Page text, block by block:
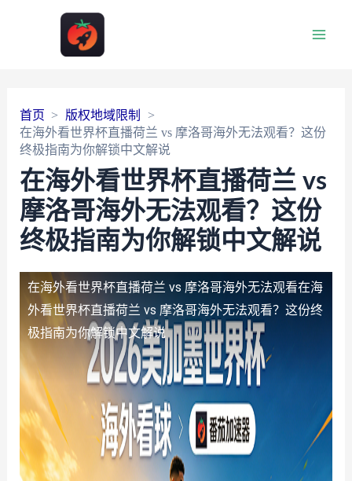
首页
版权地域限制
在海外看世界杯直播荷兰 vs 摩洛哥海外无法观看？这份
终极指南为你解锁中文解说
在海外看世界杯直播荷兰 vs
摩洛哥海外无法观看？这份
终极指南为你解锁中文解说
在海外看世界杯直播荷兰 vs 摩洛哥海外无法观看在海
外看世界杯直播荷兰 vs 摩洛哥海外无法观看？这份终
极指南为你解锁中文解说